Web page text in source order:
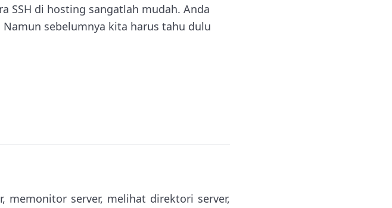
SSH di hosting sangatlah mudah. Anda
Namun sebelumnya kita harus tahu dulu
memonitor server, melihat direktori server,